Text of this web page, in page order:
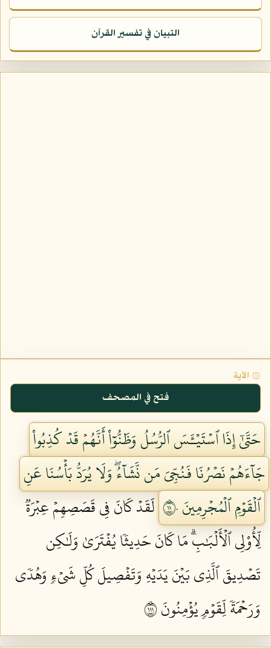
التبيان في تفسير القرآن
۞ الآية
فتح في المصحف
حَتَّىٰٓ إِذَا ٱسۡتَيۡـَٔسَ ٱلرُّسُلُ وَظَنُّوٓاْ أَنَّهُمۡ قَدۡ كُذِبُواْ
جَآءَهُمۡ نَصۡرُنَا فَنُجِّيَ مَن نَّشَآءُۖ وَلَا يُرَدُّ بَأۡسُنَا عَنِ
ٱلۡقَوۡمِ ٱلۡمُجۡرِمِينَ ١١٠
لَقَدۡ كَانَ فِي قَصَصِهِمۡ عِبۡرَةٞ
لِّأُوْلِي ٱلۡأَلۡبَٰبِۗ مَا كَانَ حَدِيثٗا يُفۡتَرَىٰ وَلَٰكِن
تَصۡدِيقَ ٱلَّذِي بَيۡنَ يَدَيۡهِ وَتَفۡصِيلَ كُلِّ شَيۡءٖ وَهُدٗى
وَرَحۡمَةٗ لِّقَوۡمٖ يُؤۡمِنُونَ ١١١